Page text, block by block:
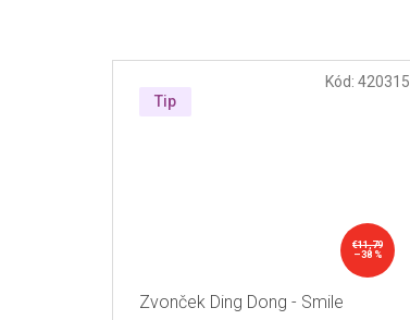
Tip
€11,79
–38 %
Zvonček Ding Dong - Smile
Kód: 420315